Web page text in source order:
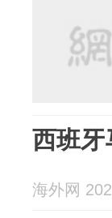
西班牙
海外网